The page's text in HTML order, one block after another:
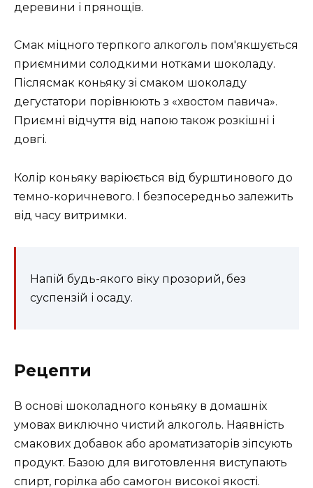
деревини і прянощів.
Смак міцного терпкого алкоголь пом'якшується
приємними солодкими нотками шоколаду.
Післясмак коньяку зі смаком шоколаду
дегустатори порівнюють з «хвостом павича».
Приємні відчуття від напою також розкішні і
довгі.
Колір коньяку варіюється від бурштинового до
темно-коричневого. І безпосередньо залежить
від часу витримки.
Напій будь-якого віку прозорий, без
суспензій і осаду.
Рецепти
В основі шоколадного коньяку в домашніх
умовах виключно чистий алкоголь. Наявність
смакових добавок або ароматизаторів зіпсують
продукт. Базою для виготовлення виступають
спирт, горілка або самогон високої якості.